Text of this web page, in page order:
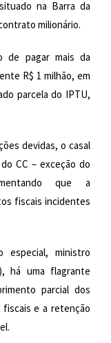
na Barra da
milionário.
de pagar mais da
R$ 1 milhão, em
parcela do IPTU,
devidas, o casal
CC – exceção do
que a
fiscais incidentes
ministro
há uma flagrante
parcial dos
e a retenção